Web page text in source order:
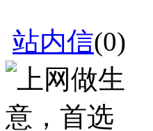
站内信(0)